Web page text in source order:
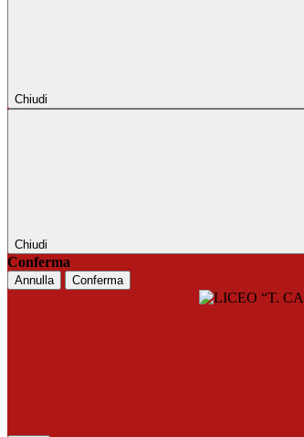
Chiudi
Chiudi
Conferma
Annulla Conferma